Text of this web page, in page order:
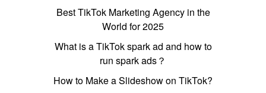
Best TikTok Marketing Agency in the
World for 2025
What is a TikTok spark ad and how to
run spark ads？
How to Make a Slideshow on TikTok?